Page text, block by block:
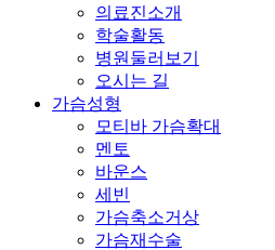
의료진소개
학술활동
병원둘러보기
오시는 길
가슴성형
모티바 가슴확대
멘토
바운스
세빈
가슴축소거상
가슴재수술